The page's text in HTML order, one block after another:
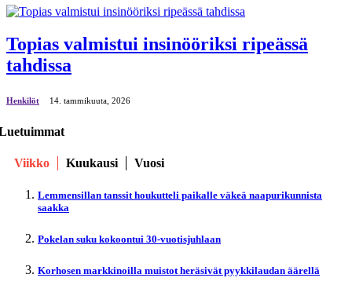
Topias valmistui insinööriksi ripeässä
tahdissa
Henkilöt 14. tammikuuta, 2026
Viikko Kuukausi Vuosi
Lemmensillan tanssit houkutteli paikalle väkeä naapurikunnista
saakka
Pokelan suku kokoontui 30-vuotisjuhlaan
Korhosen markkinoilla muistot heräsivät pyykkilaudan äärellä